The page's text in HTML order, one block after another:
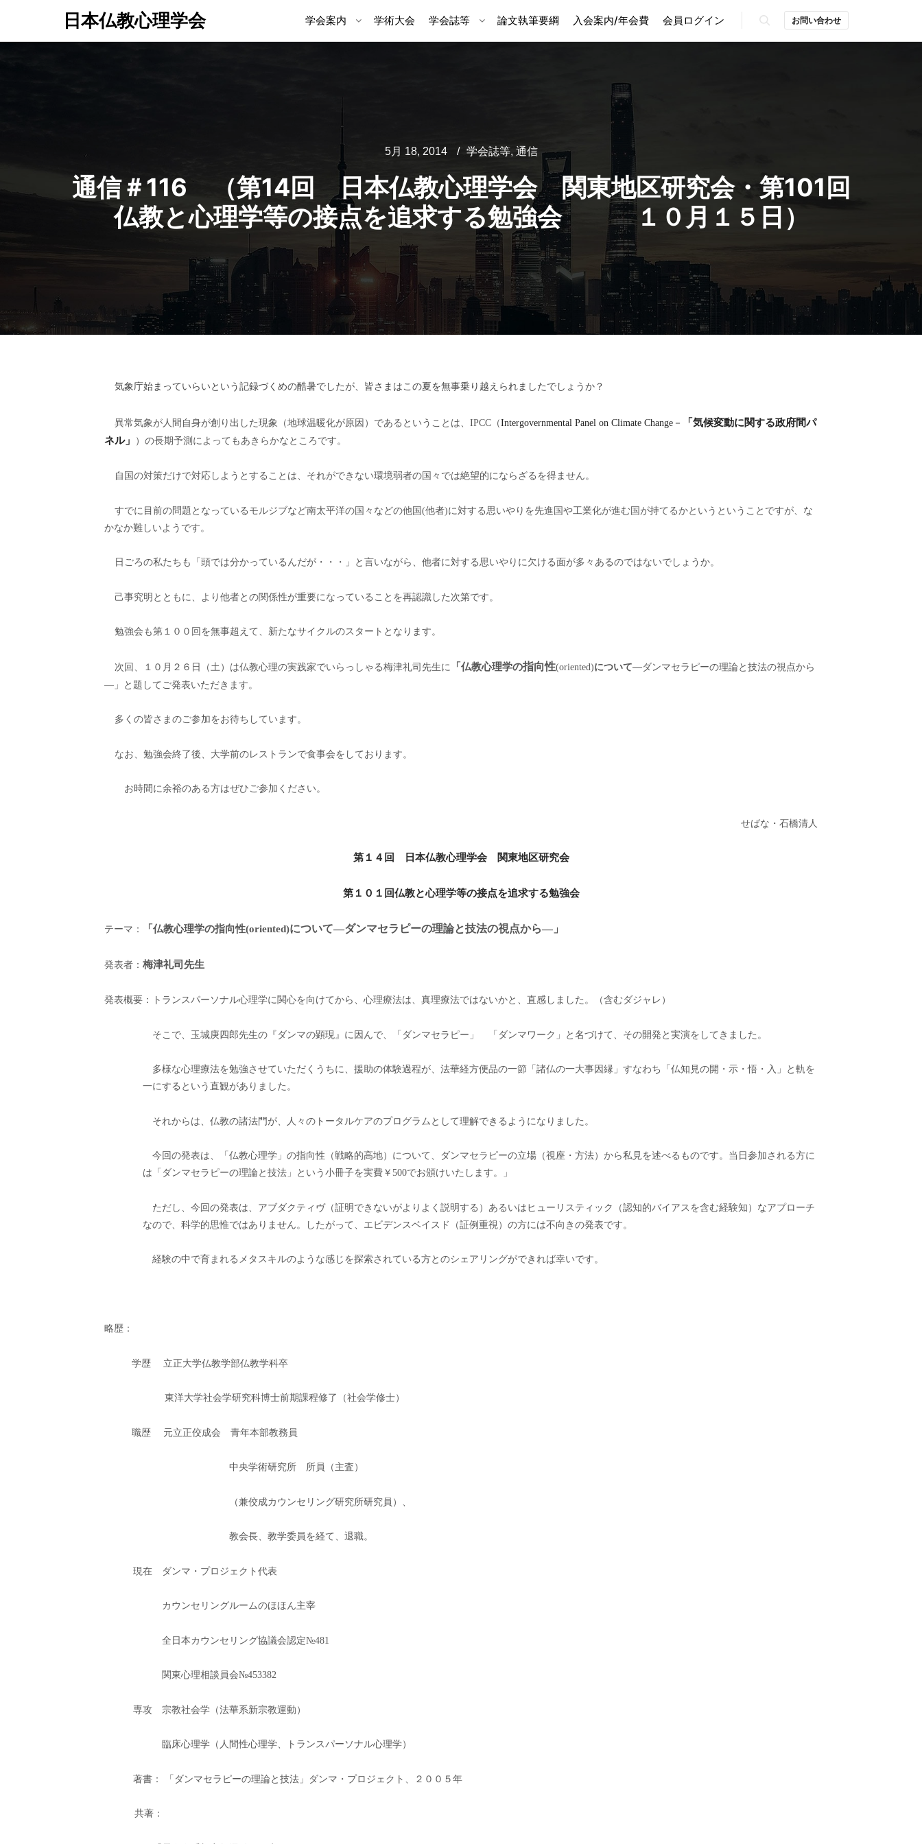
日本仏教心理学会 学会案内 学術大会 学会誌等 論文執筆要綱 入会案内/年会費 会員ログイン お問い合わせ
5月 18, 2014 学会誌等, 通信
通信＃116 （第14回 日本仏教心理学会 関東地区研究会・第101回
仏教と心理学等の接点を追求する勉強会 １０月１５日）
気象庁始まっていらいという記録づくめの酷暑でしたが、皆さまはこの夏を無事乗り越えられましたでしょうか？
異常気象が人間自身が創り出した現象（地球温暖化が原因）であるということは、 IPCC（Intergovernmental Panel on Climate Change－
「気候変動に関する政府間パ
ネル」
）の長期予測によってもあきらかなところです。
自国の対策だけで対応しようとすることは、それができない環境弱者の国々では絶望的にならざるを得ません。
すでに目前の問題となっているモルジブなど南太平洋の国々などの他国 (他者)に対する思いやりを先進国や工業化が進む国が持てるかというということですが、な
かなか難しいようです。
日ごろの私たちも「頭では分かっているんだが・・・」と言いながら、他者に対する思いやりに欠ける面が多々あるのではないでしょうか。
己事究明とともに、より他者との関係性が重要になっていることを再認識した次第です。
勉強会も第１００回を無事超えて、新たなサイクルのスタートとなります。
次回、１０月２６日（土）は仏教心理の実践家でいらっしゃる梅津礼司先生に 「仏教心理学の指向性(oriented)について―ダンマセラピーの理論と技法の視点から
― 」 と題してご発表いただきます。
多くの皆さまのご参加をお待ちしています。
なお、勉強会終了後、大学前のレストランで食事会をしております。
お時間に余裕のある方はぜひご参加ください。
せばな・石橋清人
第１４回 日本仏教心理学会 関東地区研究会
第１０１回仏教と心理学等の接点を追求する勉強会
テーマ： 「仏教心理学の指向性(oriented)について―ダンマセラピーの理論と技法の視点から― 」
発表者： 梅津礼司先生
発表概要：トランスパーソナル心理学に関心を向けてから、心理療法は、真理療法ではないかと、直感しました。（含むダジャレ）
そこで、玉城庚四郎先生の『ダンマの顕現』に因んで、「ダンマセラピー」 「ダンマワーク」と名づけて、その開発と実演をしてきました。
多様な心理療法を勉強させていただくうちに、援助の体験過程が、法華経方便品の一節「諸仏の一大事因縁」すなわち「仏知見の開・示・悟・入」と軌を
一にするという直観がありました。
それからは、仏教の諸法門が、人々のトータルケアのプログラムとして理解できるようになりました。
今回の発表は、「仏教心理学」の指向性（戦略的高地）について、ダンマセラピーの立場（視座・方法）から私見を述べるものです。当日参加される方に
は「ダンマセラピーの理論と技法」という小冊子を実費￥500でお頒けいたします。」
ただし、今回の発表は、アブダクティヴ（証明できないがよりよく説明する）あるいはヒューリスティック（認知的バイアスを含む経験知）なアプローチ
なので、科学的思惟ではありません。したがって、エビデンスベイスド（証例重視）の方には不向きの発表です。
経験の中で育まれるメタスキルのような感じを探索されている方とのシェアリングができれば幸いです。
略歴：
学歴 立正大学仏教学部仏教学科卒
東洋大学社会学研究科博士前期課程修了（社会学修士）
職歴 元立正佼成会 青年本部教務員
中央学術研究所 所員（主査）
（兼佼成カウンセリング研究所研究員）、
教会長、教学委員を経て、退職。
現在 ダンマ・プロジェクト代表
カウンセリングルームのほほん主宰
全日本カウンセリング協議会認定№481
関東心理相談員会№453382
専攻 宗教社会学（法華系新宗教運動）
臨床心理学（人間性心理学、トランスパーソナル心理学）
著書： 「ダンマセラピーの理論と技法」ダンマ・プロジェクト、２００５年
共著：